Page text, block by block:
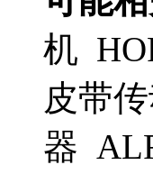
机
皮带
器